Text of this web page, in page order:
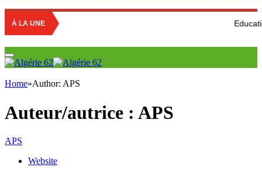
À LA UNE Education nationale :
Home»Author: APS
Auteur/autrice : APS
APS
Website